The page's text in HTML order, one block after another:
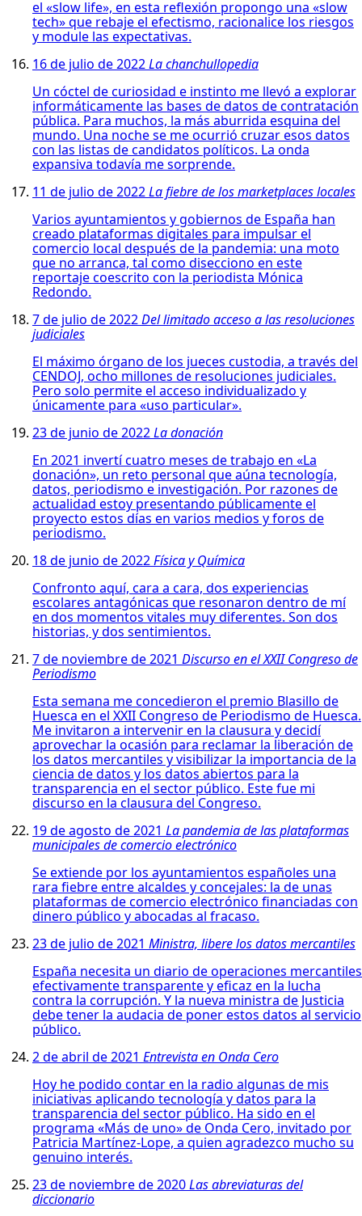
el «slow life», en esta reflexión propongo una «slow
tech» que rebaje el efectismo, racionalice los riesgos
y module las expectativas.
16 de julio de 2022La chanchullopedia
Un cóctel de curiosidad e instinto me llevó a explorar
informáticamente las bases de datos de contratación
pública. Para muchos, la más aburrida esquina del
mundo. Una noche se me ocurrió cruzar esos datos
con las listas de candidatos políticos. La onda
expansiva todavía me sorprende.
11 de julio de 2022La fiebre de los marketplaces locales
Varios ayuntamientos y gobiernos de España han
creado plataformas digitales para impulsar el
comercio local después de la pandemia: una moto
que no arranca, tal como disecciono en este
reportaje coescrito con la periodista Mónica
Redondo.
7 de julio de 2022Del limitado acceso a las resoluciones
judiciales
El máximo órgano de los jueces custodia, a través del
CENDOJ, ocho millones de resoluciones judiciales.
Pero solo permite el acceso individualizado y
únicamente para «uso particular».
23 de junio de 2022La donación
En 2021 invertí cuatro meses de trabajo en «La
donación», un reto personal que aúna tecnología,
datos, periodismo e investigación. Por razones de
actualidad estoy presentando públicamente el
proyecto estos días en varios medios y foros de
periodismo.
18 de junio de 2022Física y Química
Confronto aquí, cara a cara, dos experiencias
escolares antagónicas que resonaron dentro de mí
en dos momentos vitales muy diferentes. Son dos
historias, y dos sentimientos.
7 de noviembre de 2021 Discurso en el XXII Congreso de
Periodismo
Esta semana me concedieron el premio Blasillo de
Huesca en el XXII Congreso de Periodismo de Huesca.
Me invitaron a intervenir en la clausura y decidí
aprovechar la ocasión para reclamar la liberación de
los datos mercantiles y visibilizar la importancia de la
ciencia de datos y los datos abiertos para la
transparencia en el sector público. Este fue mi
discurso en la clausura del Congreso.
19 de agosto de 2021 La pandemia de las plataformas
municipales de comercio electrónico
Se extiende por los ayuntamientos españoles una
rara fiebre entre alcaldes y concejales: la de unas
plataformas de comercio electrónico financiadas con
dinero público y abocadas al fracaso.
23 de julio de 2021 Ministra, libere los datos mercantiles
España necesita un diario de operaciones mercantiles
efectivamente transparente y eficaz en la lucha
contra la corrupción. Y la nueva ministra de Justicia
debe tener la audacia de poner estos datos al servicio
público.
2 de abril de 2021 Entrevista en Onda Cero
Hoy he podido contar en la radio algunas de mis
iniciativas aplicando tecnología y datos para la
transparencia del sector público. Ha sido en el
programa «Más de uno» de Onda Cero, invitado por
Patricia Martínez-Lope, a quien agradezco mucho su
genuino interés.
23 de noviembre de 2020Las abreviaturas del
diccionario